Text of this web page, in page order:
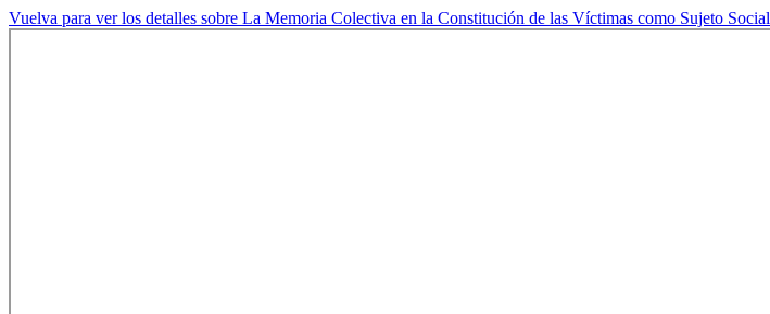
Vuelva para ver los detalles sobre La Memoria Colectiva en la Constitución de las Víctimas como Sujeto Social